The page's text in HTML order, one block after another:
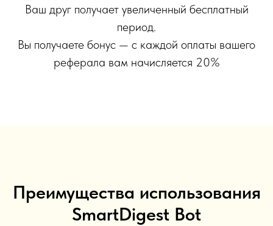
Ваш друг получает увеличенный бесплатный
период.
Вы получаете бонус — с каждой оплаты вашего
реферала вам начисляется 20%
Преимущества использования
SmartDigest Bot